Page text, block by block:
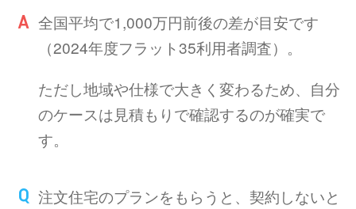
全国平均で1,000万円前後の差が目安です
（2024年度フラット35利用者調査）。
ただし地域や仕様で大きく変わるため、自分
のケースは見積もりで確認するのが確実で
す。
注文住宅のプランをもらうと、契約しないと